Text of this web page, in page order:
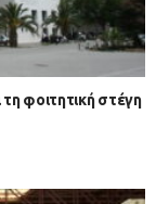
φοιτητική στέγη